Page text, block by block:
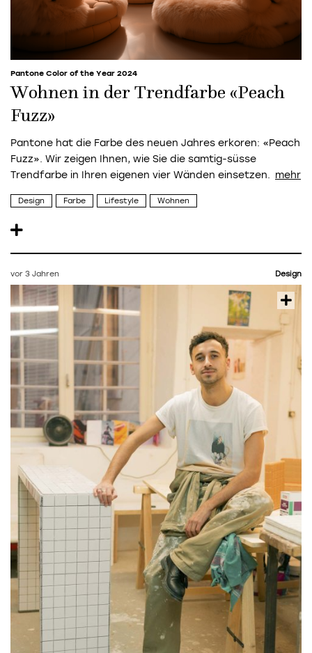
Pantone Color of the Year 2024
Wohnen in der Trendfarbe «Peach
Fuzz»
Pantone hat die Farbe des neuen Jahres erkoren: «Peach
Fuzz». Wir zeigen Ihnen, wie Sie die samtig-süsse
Trendfarbe in Ihren eigenen vier Wänden einsetzen.
Design Farbe Lifestyle Wohnen
vor 3 Jahren Design